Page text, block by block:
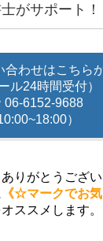
がサポート！
合わせはこちら
ル24時間受付）
6152-9688
）
りがとうござ
《☆マークでお気
ススメします。